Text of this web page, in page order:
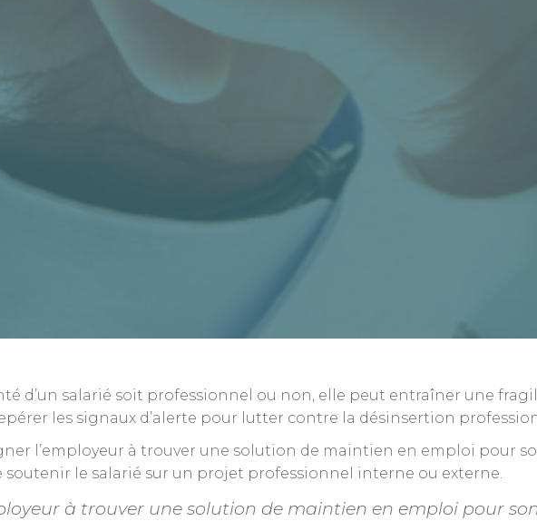
d’un salarié soit professionnel ou non, elle peut entraîner une
les signaux d’alerte pour lutter contre la désinsertion
l’employeur à trouver une solution de maintien en emploi pour
le salarié sur un projet professionnel interne ou externe.
à trouver une solution de maintien en emploi pour